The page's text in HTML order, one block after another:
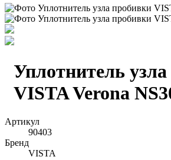
Уплотнитель
VISTA Verona
Артикул
90403
Бренд
VISTA